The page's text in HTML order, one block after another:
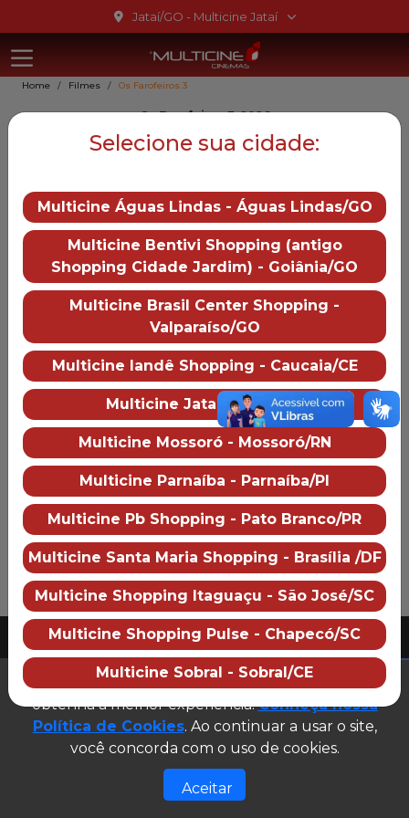
Ir para o conteúdo
Ir para o menu
Jataí/GO - Multicine Jataí
Multicine
Home Filmes Os Farofeiros 3
Os Farofeiros 3, 2026
Os Farofeiros 3
Duração:0 min
Distruibução:
Downtown Filmes
Trailer
— Os Farofeiros 3
Mais informações
Multicine Jataí
Sobre o cinema
Como chegar
Preço dos ingressos
2026 Multicine cinemas
CNPJ: 07.609.246/0007-08
Desenvolvido e gerenciado por
Site público v1.0.0
Selecione sua cidade:
Multicine Águas Lindas - Águas Lindas/GO
Multicine Bentivi Shopping (antigo
Shopping Cidade Jardim) - Goiânia/GO
Multicine Brasil Center Shopping -
Valparaíso/GO
Multicine Iandê Shopping - Caucaia/CE
Multicine Jataí - Jataí/GO
Multicine Mossoró - Mossoró/RN
Multicine Parnaíba - Parnaíba/PI
Multicine Pb Shopping - Pato Branco/PR
Multicine Santa Maria Shopping - Brasília /DF
Multicine Shopping Itaguaçu - São José/SC
Multicine Shopping Pulse - Chapecó/SC
Multicine Sobral - Sobral/CE
Este site utiliza cookies para garantir que você
obtenha a melhor experiência.Conheça nossa
Política de Cookies. Ao continuar a usar o site,
você concorda com o uso de cookies.
Aceitar